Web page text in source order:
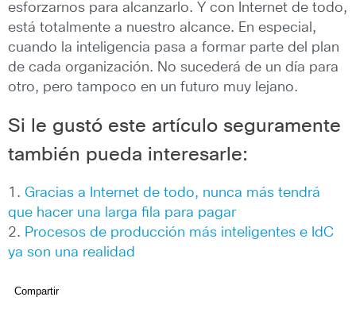
esforzarnos para alcanzarlo. Y con Internet de todo,
está totalmente a nuestro alcance. En especial,
cuando la inteligencia pasa a formar parte del plan
de cada organización. No sucederá de un día para
otro, pero tampoco en un futuro muy lejano.
Si le gustó este artículo seguramente
también pueda interesarle:
1. Gracias a Internet de todo, nunca más tendrá
que hacer una larga fila para pagar
2. Procesos de producción más inteligentes e IdC
ya son una realidad
Compartir